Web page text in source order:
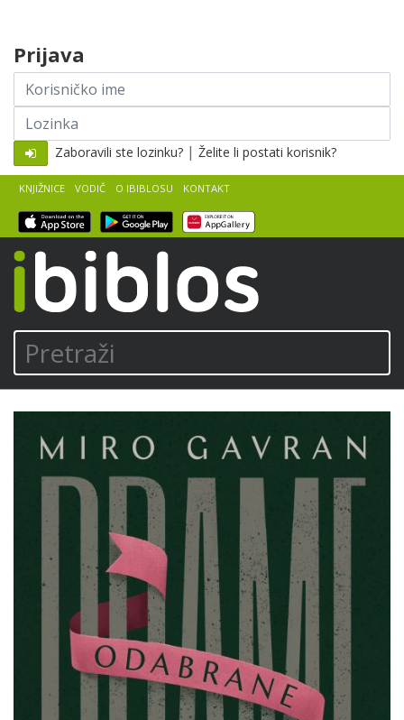
Pretraži
KNJIŽNICE VODIČ O IBIBLOSU KONTAKT
Prijava
Korisničko
ime
Lozinka
Zaboravili ste lozinku? | Želite li postati korisnik?
Miro
Gavran
Odabrane
drame
Gavran
Pretpregled